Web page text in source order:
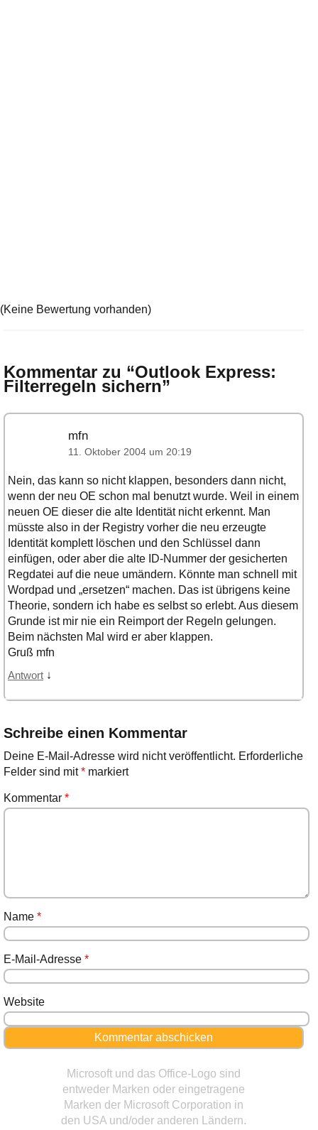
(Keine Bewertung vorhanden)
Kommentar zu “Outlook Express:
Filterregeln sichern”
mfn
11. Oktober 2004 um 20:19
Nein, das kann so nicht klappen, besonders dann nicht,
wenn der neu OE schon mal benutzt wurde. Weil in einem
neuen OE dieser die alte Identität nicht erkennt. Man
müsste also in der Registry vorher die neu erzeugte
Identität komplett löschen und den Schlüssel dann
einfügen, oder aber die alte ID-Nummer der gesicherten
Regdatei auf die neue umändern. Könnte man schnell mit
Wordpad und „ersetzen“ machen. Das ist übrigens keine
Theorie, sondern ich habe es selbst so erlebt. Aus diesem
Grunde ist mir nie ein Reimport der Regeln gelungen.
Beim nächsten Mal wird er aber klappen.
Gruß mfn
Antwort ↓
Schreibe einen Kommentar
Deine E-Mail-Adresse wird nicht veröffentlicht. Erforderliche
Felder sind mit*markiert
Kommentar *
Name *
E-Mail-Adresse *
Website
Microsoft und das Office-Logo sind
entweder Marken oder eingetragene
Marken der Microsoft Corporation in
den USA und/oder anderen Ländern.